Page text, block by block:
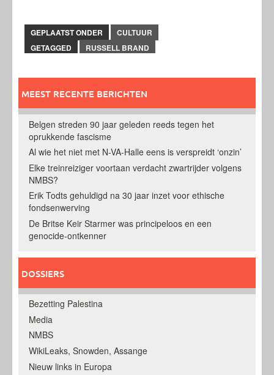
GEPLAATST ONDER
CULTUUR
GETAGGED
RUSSELL BRAND
MEEST RECENTE BERICHTEN
Belgen streden 90 jaar geleden reeds tegen het
oprukkende fascisme
Al wie het niet met N-VA-Halle eens is verspreidt ‘onzin’
Elke treinreiziger voortaan verdacht zwartrijder volgens
NMBS?
Erik Todts gehuldigd na 30 jaar inzet voor ethische
fondsenwerving
De Britse Keir Starmer was principeloos en een
genocide-ontkenner
DOSSIERS
Bezetting Palestina
Media
NMBS
WikiLeaks, Snowden, Assange
Nieuw links in Europa